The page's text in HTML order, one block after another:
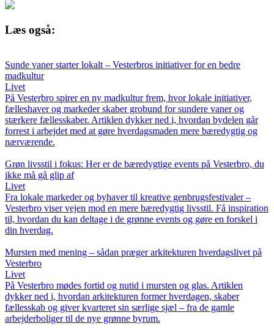
Læs også:
Sunde vaner starter lokalt – Vesterbros initiativer for en bedre
madkultur
Livet
På Vesterbro spirer en ny madkultur frem, hvor lokale initiativer,
fælleshaver og markeder skaber grobund for sundere vaner og
stærkere fællesskaber. Artiklen dykker ned i, hvordan bydelen går
forrest i arbejdet med at gøre hverdagsmaden mere bæredygtig og
nærværende.
Grøn livsstil i fokus: Her er de bæredygtige events på Vesterbro, du
ikke må gå glip af
Livet
Fra lokale markeder og byhaver til kreative genbrugsfestivaler –
Vesterbro viser vejen mod en mere bæredygtig livsstil. Få inspiration
til, hvordan du kan deltage i de grønne events og gøre en forskel i
din hverdag.
Mursten med mening – sådan præger arkitekturen hverdagslivet på
Vesterbro
Livet
På Vesterbro mødes fortid og nutid i mursten og glas. Artiklen
dykker ned i, hvordan arkitekturen former hverdagen, skaber
fællesskab og giver kvarteret sin særlige sjæl – fra de gamle
arbejderboliger til de nye grønne byrum.